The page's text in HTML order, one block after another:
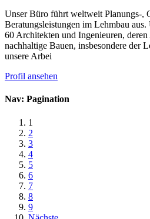
Unser Büro führt weltweit Planungs-,
Beratungsleistungen im Lehmbau aus.
60 Architekten und Ingenieuren,
nachhaltige Bauen, insbesondere der
unsere Arbei
Profil ansehen
Nav: Pagination
1
2
3
4
5
6
7
8
9